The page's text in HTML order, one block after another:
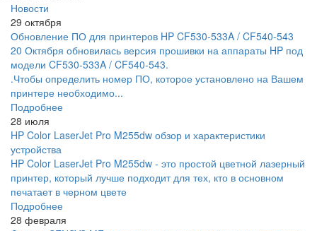
Новости
29 октября
Обновление ПО для принтеров HP CF530-533A / CF540-543
20 Октября обновилась версия прошивки на аппараты HP под
модели CF530-533A / CF540-543.
.Чтобы определить номер ПО, которое установлено на Вашем
принтере необходимо...
Подробнее
28 июля
HP Color LaserJet Pro M255dw обзор и характеристики
устройства
HP Color LaserJet Pro M255dw - это простой цветной лазерный
принтер, который лучше подходит для тех, кто в основном
печатает в черном цвете
Подробнее
28 февраля